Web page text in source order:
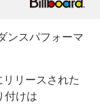
ンスパフォーマ
リースされた
付けは